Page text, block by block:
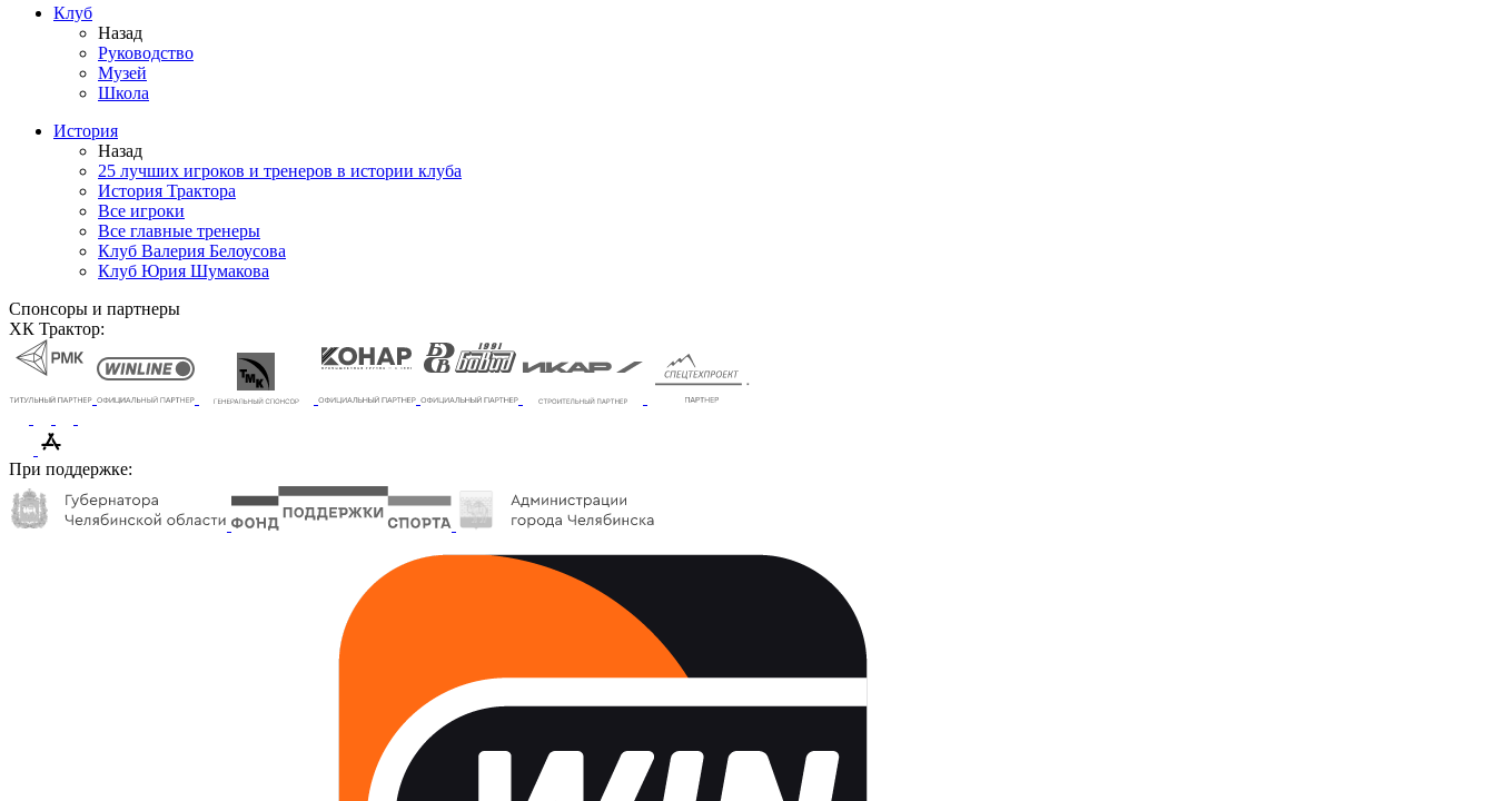
Клуб
Назад
Руководство
Музей
Школа
История
Назад
25 лучших игроков и тренеров в истории клуба
История Трактора
Все игроки
Все главные тренеры
Клуб Валерия Белоусова
Клуб Юрия Шумакова
Спонсоры и партнеры
ХК Трактор:
При поддержке: